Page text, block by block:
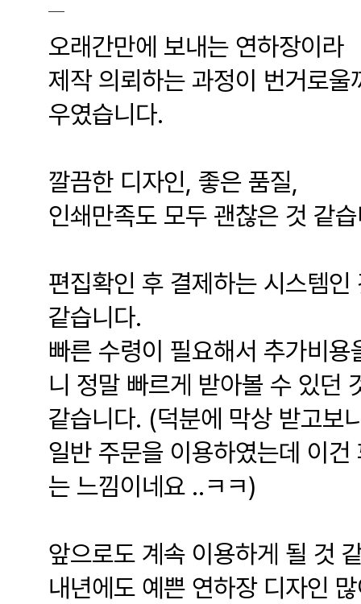
오래간만에 보내는 연하장이라
제작 의뢰하는 과정이 번거로울
우였습니다.
깔끔한 디자인, 좋은 품질,
인쇄만족도 모두 괜찮은 것 같
편집확인 후 결제하는 시스템
같습니다.
빠른 수령이 필요해서 추가비
니 정말 빠르게 받아볼 수 있던
같습니다. (덕분에 막상 받고보
일반 주문을 이용하였는데 이
는 느낌이네요 ..ㅋㅋ)
앞으로도 계속 이용하게 될 것
내년에도 예쁜 연하장 디자인